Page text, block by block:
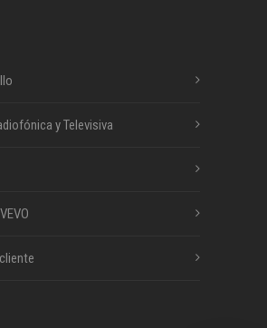
y Televisiva